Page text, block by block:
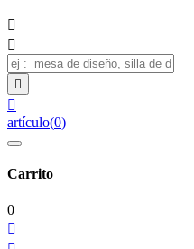




artículo(0)
Carrito
0
